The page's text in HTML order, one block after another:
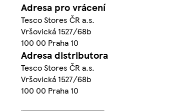
Adresa pro vrácení
Tesco Stores ČR a.s.
Vršovická 1527/68b
100 00 Praha 10
Adresa distributora
Tesco Stores ČR a.s.
Vršovická 1527/68b
100 00 Praha 10